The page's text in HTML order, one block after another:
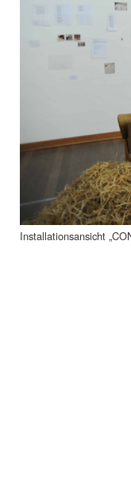
Installationsansicht